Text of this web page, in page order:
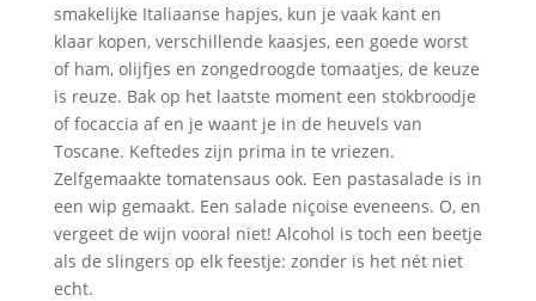
smakelijke Italiaanse hapjes, kun je vaak kant en
klaar kopen, verschillende kaasjes, een goede worst
of ham, olijfjes en zongedroogde tomaatjes, de keuze
is reuze. Bak op het laatste moment een stokbroodje
of focaccia af en je waant je in de heuvels van
Toscane. Keftedes zijn prima in te vriezen.
Zelfgemaakte tomatensaus ook. Een pastasalade is in
een wip gemaakt. Een salade niçoise eveneens. O, en
vergeet de wijn vooral niet! Alcohol is toch een beetje
als de slingers op elk feestje: zonder is het nét niet
echt.